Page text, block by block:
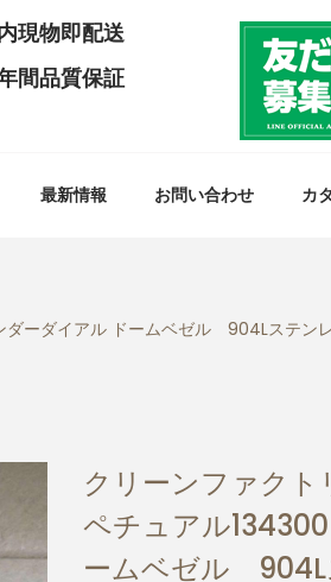
現物即配送
間品質保証
最新情報 お問い合わせ カ
ーダイアル ドームベゼル 904Lステ
クリーンファク
ペチュアル
ームベゼル